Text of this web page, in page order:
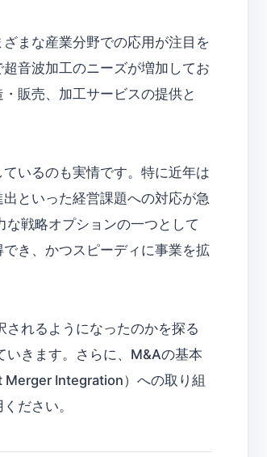
まな産業分野での応用が注目を
音波加工のニーズが増加してお
販売、加工サービスの提供と
いるのも実情です。特に近年は
といった経営課題への対応が急
戦略オプションの一つとして
き、かつスピーディに事業を拡
れるようになったのかを探る
いきます。さらに、M&Aの基本
Merger Integration）への取り組
ださい。